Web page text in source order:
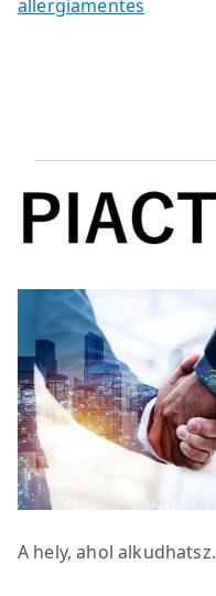
allergiamentes
A hely, ahol alkudhatsz.